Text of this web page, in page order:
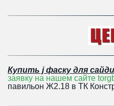
Купить j фаску для
заявку на нашем сайте
павильон Ж2.18 в ТК